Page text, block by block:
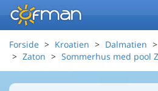
Forside Kroatien Dalmatien
Zaton
Sommerhus med pool